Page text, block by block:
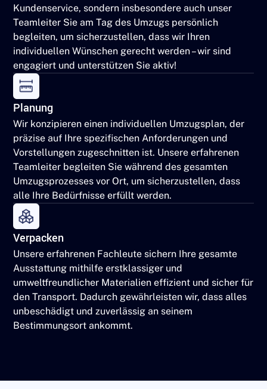
Kundenservice, sondern insbesondere auch unser
Teamleiter Sie am Tag des Umzugs persönlich
begleiten, um sicherzustellen, dass wir Ihren
individuellen Wünschen gerecht werden – wir sind
engagiert und unterstützen Sie aktiv!
Planung
Wir konzipieren einen individuellen Umzugsplan, der
präzise auf Ihre spezifischen Anforderungen und
Vorstellungen zugeschnitten ist. Unsere erfahrenen
Teamleiter begleiten Sie während des gesamten
Umzugsprozesses vor Ort, um sicherzustellen, dass
alle Ihre Bedürfnisse erfüllt werden.
Verpacken
Unsere erfahrenen Fachleute sichern Ihre gesamte
Ausstattung mithilfe erstklassiger und
umweltfreundlicher Materialien effizient und sicher für
den Transport. Dadurch gewährleisten wir, dass alles
unbeschädigt und zuverlässig an seinem
Bestimmungsort ankommt.